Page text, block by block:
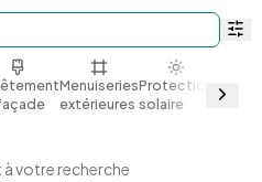
Menuiseries
extérieures
Protection
solaire
Bio et
votre recherche